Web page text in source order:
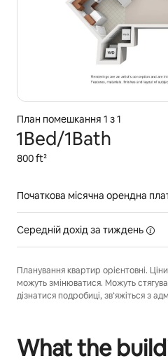
План помешкання 1 з 1
1Bed/1Bath
800 ft²
Початкова місячна орендна
Середній дохідза тиждень
Планування квартир орієнтовні.
можуть змінюватися. Можуть
дізнатися подробиці, зв’яжіться з
What the